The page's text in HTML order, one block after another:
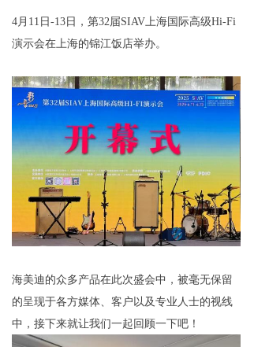
4月11日 -13日 ，第32届SIAV上海国际高级Hi-Fi
演示会在上海的锦江饭店举办。
海美迪的众多产品在此次盛会中，被毫无保留
的呈现于各方媒体、客户以及专业人士的视线
中，接下来就让我们一起回顾一下吧！